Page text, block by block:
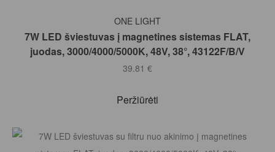
Į KREPŠELĮ
ONE LIGHT
7W LED šviestuvas į magnetines sistemas FLAT,
juodas, 3000/4000/5000K, 48V, 38°, 43122F/B/V
39.81 €
Peržiūrėti